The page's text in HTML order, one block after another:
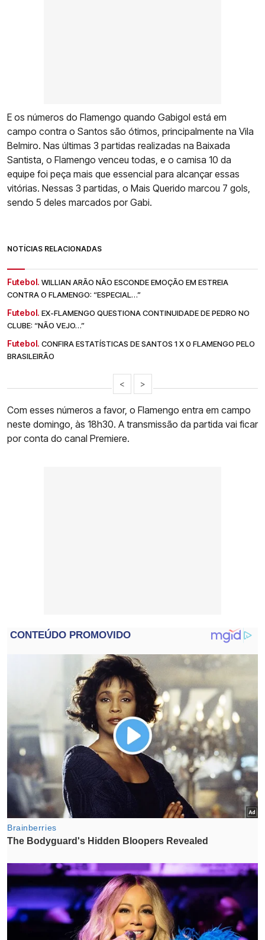
E os números do Flamengo quando Gabigol está em
campo contra o Santos são ótimos, principalmente na Vila
Belmiro. Nas últimas 3 partidas realizadas na Baixada
Santista, o Flamengo venceu todas, e o camisa 10 da
equipe foi peça mais que essencial para alcançar essas
vitórias. Nessas 3 partidas, o Mais Querido marcou 7 gols,
sendo 5 deles marcados por Gabi.
NOTÍCIAS RELACIONADAS
Futebol. WILLIAN ARÃO NÃO ESCONDE EMOÇÃO EM ESTREIA
CONTRA O FLAMENGO: “ESPECIAL…”
Futebol. EX-FLAMENGO QUESTIONA CONTINUIDADE DE PEDRO NO
CLUBE: “NÃO VEJO…”
Futebol. CONFIRA ESTATÍSTICAS DE SANTOS 1 X 0 FLAMENGO PELO
BRASILEIRÃO
< >
Com esses números a favor, o Flamengo entra em campo
neste domingo, às 18h30. A transmissão da partida vai ficar
por conta do canal Premiere.